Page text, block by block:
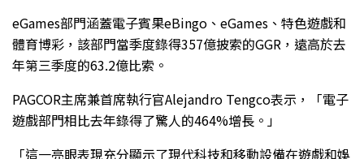
eGames部門涵蓋電子賓果eBingo、eGames、特色遊戲和
體育博彩，該部門當季度錄得357億披索的GGR，遠高於去
年第三季度的63.2億比索。
PAGCOR主席兼首席執行官Alejandro Tengco表示，「電子
遊戲部門相比去年錄得了驚人的464%增長。」
「這一亮眼表現充分顯示了現代科技和移動設備在遊戲和娛